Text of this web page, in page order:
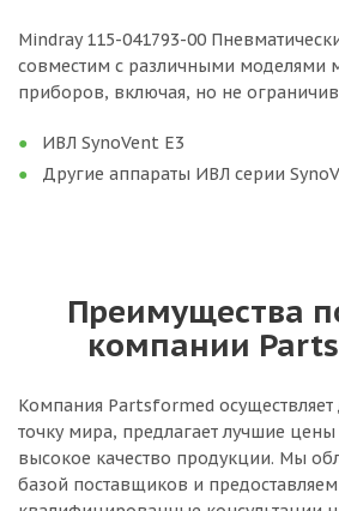
Mindray 115-041793-00
совместим с различными моделями
приборов, включая, но не
ИВЛ SynoVent E3
Другие аппараты ИВЛ серии
Преимущества
компании
Компания Partsformed
точку мира, предлагает лучшие цены
высокое качество продукции. Мы
базой поставщиков и предоставляем